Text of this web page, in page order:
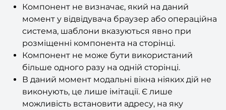
Компонент не визначає, який на даний
момент у відвідувача браузер або операційна
система, шаблони вказуються явно при
розміщенні компонента на сторінці.
Компонент не може бути використаний
більше одного разу на одній сторінці.
В даний момент модальні вікна ніяких дій не
виконують, це лише імітації. Є лише
можливість встановити адресу, на яку